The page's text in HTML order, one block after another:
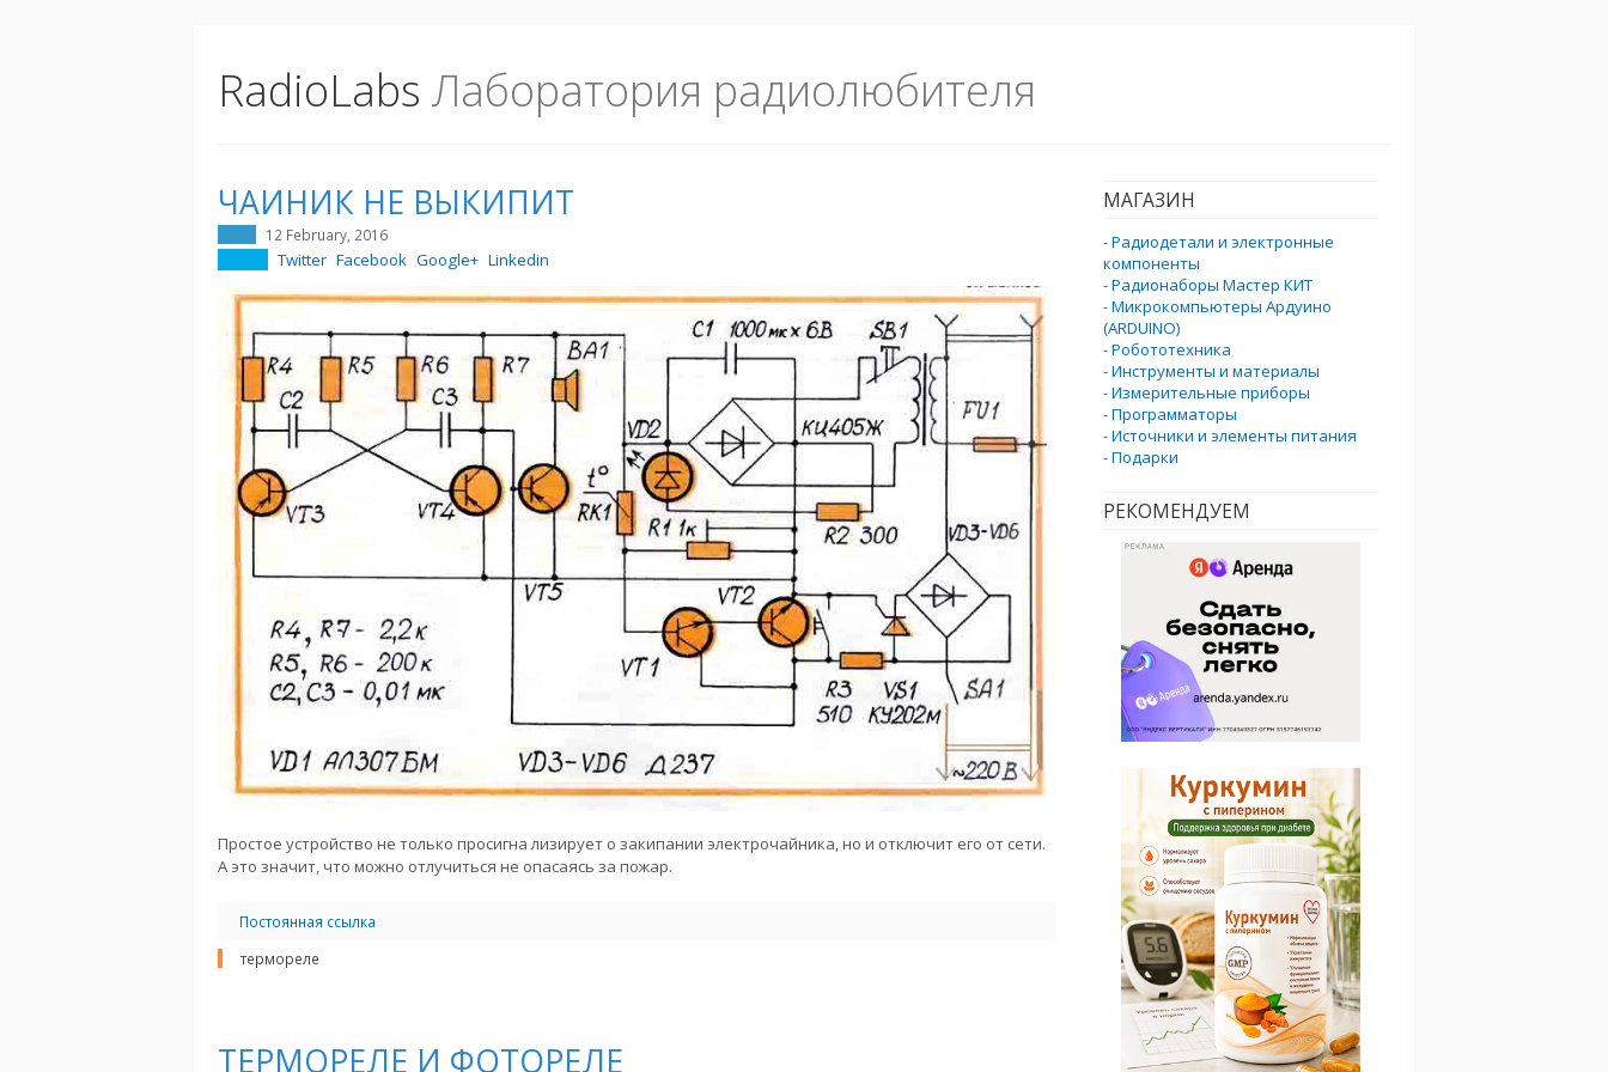
RadioLabs Лаборатория радиолюбителя
МАГАЗИН
-Радиодетали и электронные
компоненты
-Радионаборы Мастер КИТ
-Микрокомпьютеры Ардуино
(ARDUINO)
-Робототехника
-Инструменты и материалы
-Измерительные приборы
-Программаторы
-Источники и элементы питания
-Подарки
РЕКОМЕНДУЕМ
ЧАИНИК НЕ ВЫКИПИТ
12 February, 2016
Twitter Facebook Google+ Linkedin
Простое устройство не только просигна лизирует о закипании электрочайника, но и отключит его от сети.
А это значит, что можно отлучиться не опасаясь за пожар.
Постоянная ссылка
термореле
ТЕРМОРЕЛЕ И ФОТОРЕЛЕ